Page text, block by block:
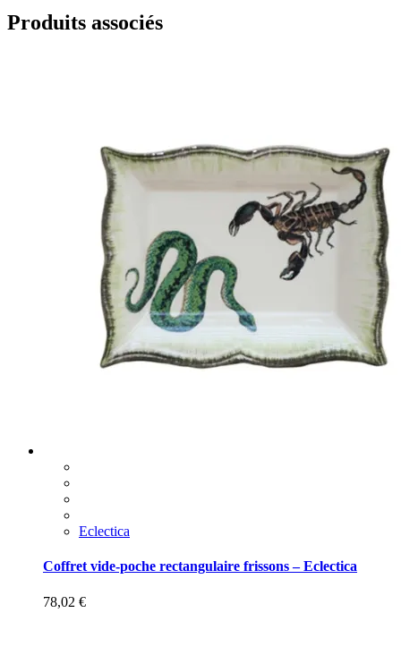
Produits associés
Eclectica
Coffret vide-poche rectangulaire frissons – Eclectica
78,02 €